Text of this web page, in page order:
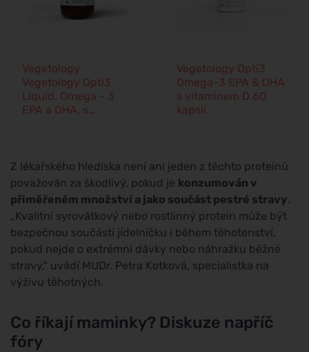
Vegetology
Vegetology Opti3
Liquid. Omega - 3
EPA a DHA, s
Vegetology Opti3
Omega-3 EPA & DHA
s vitaminem D 60
kapslí
Z lékařského hlediska není ani jeden z těchto proteinů
považován za škodlivý, pokud je konzumován v
přiměřeném množství a jako součást pestré stravy.
„Kvalitní syrovátkový nebo rostlinný protein může být
bezpečnou součástí jídelníčku i během těhotenství,
pokud nejde o extrémní dávky nebo náhražku běžné
stravy," uvádí MUDr. Petra Kotková, specialistka na
výživu těhotných.
Co říkají maminky? Diskuze napříč
fóry